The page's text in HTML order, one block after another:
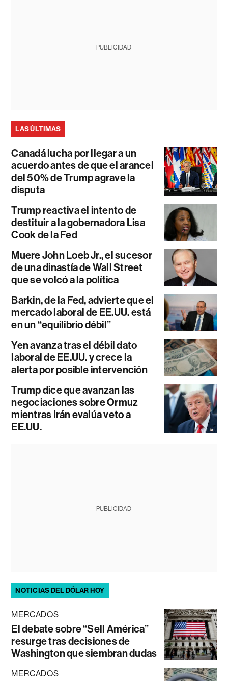
PUBLICIDAD
LAS ÚLTIMAS
Canadá lucha por llegar a un
acuerdo antes de que el arancel
del 50% de Trump agrave la
disputa
Trump reactiva el intento de
destituir a la gobernadora Lisa
Cook de la Fed
Muere John Loeb Jr., el sucesor
de una dinastía de Wall Street
que se volcó a la política
Barkin, de la Fed, advierte que el
mercado laboral de EE.UU. está
en un “equilibrio débil”
Yen avanza tras el débil dato
laboral de EE.UU. y crece la
alerta por posible intervención
Trump dice que avanzan las
negociaciones sobre Ormuz
mientras Irán evalúa veto a
EE.UU.
PUBLICIDAD
NOTICIAS DEL DÓLAR HOY
MERCADOS
El debate sobre “Sell América”
resurge tras decisiones de
Washington que siembran dudas
MERCADOS